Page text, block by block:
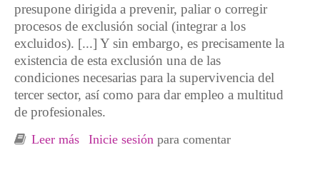
presupone dirigida a prevenir, paliar o corregir
procesos de exclusión social (integrar a los
excluidos). [...] Y sin embargo, es precisamente la
existencia de esta exclusión una de las
condiciones necesarias para la supervivencia del
tercer sector, así como para dar empleo a multitud
de profesionales.
Leer más sobre Neoliberalismo y humanitarismo: 2020
Inicie sesión para comentar